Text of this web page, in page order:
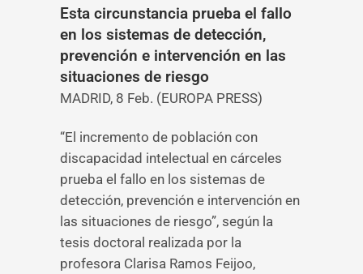
Esta circunstancia prueba el fallo
en los sistemas de detección,
prevención e intervención en las
situaciones de riesgo
MADRID, 8 Feb. (EUROPA PRESS)
“El incremento de población con
discapacidad intelectual en cárceles
prueba el fallo en los sistemas de
detección, prevención e intervención en
las situaciones de riesgo”, según la
tesis doctoral realizada por la
profesora Clarisa Ramos Feijoo,